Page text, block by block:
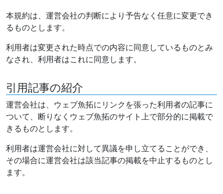
本規約は、運営会社の判断により予告なく任意に変更でき
るものとします。
利用者は変更された時点での内容に同意しているものとみ
なされ、利用者はこれに同意します。
引用記事の紹介
運営会社は、ウェブ魚拓にリンクを張った利用者の記事に
ついて、断りなくウェブ魚拓のサイト上で部分的に掲載で
きるものとします。
利用者は運営会社に対して異議を申し立てることができ、
その場合に運営会社は該当記事の掲載を中止するものとし
ます。